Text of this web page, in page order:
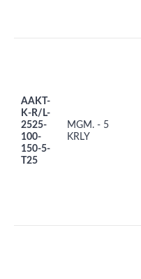
AAKT-
K-R/L-
2525-
100-
150-5-
T25
MGM. - 5
KRLY